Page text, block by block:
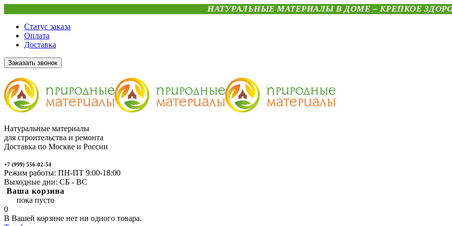
НАТУРАЛЬНЫЕ МАТЕРИАЛЫ В ДОМЕ – КРЕПКОЕ
Статус заказа
Оплата
Доставка
Заказать звонок
Натуральные материалы
для строительства и ремонта
Доставка по Москве и России
+7 (999) 556-02-54
Режим работы: ПН-ПТ 9:00-18:00
Выходные дни: СБ - ВС
Ваша корзина
пока пусто
0
В Вашей корзине нет ни одного товара.